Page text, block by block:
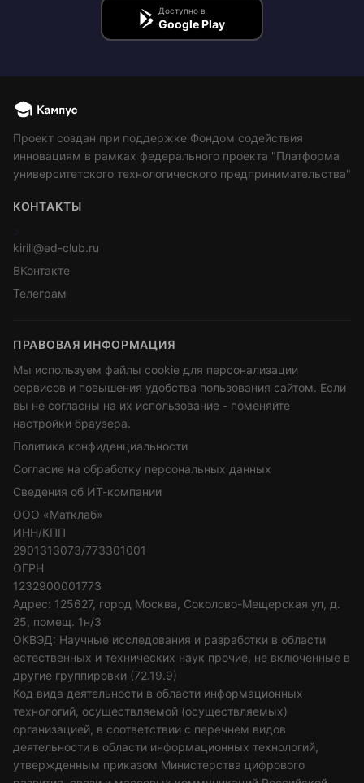
Доступно в
Google Play
Проект создан при поддержке Фондом содействия
инновациям в рамках федерального проекта "Платформа
университетского технологического предпринимательства"
КОНТАКТЫ
>
kirill@ed-club.ru
ВКонтакте
Телеграм
ПРАВОВАЯ ИНФОРМАЦИЯ
Мы используем файлы cookie для персонализации
сервисов и повышения удобства пользования сайтом. Если
вы не согласны на их использование - поменяйте
настройки браузера.
Политика конфиденциальности
Согласие на обработку персональных данных
Сведения об ИТ-компании
ООО «Матклаб»
ИНН/КПП
2901313073/773301001
ОГРН
1232900001773
Адрес: 125627, город Москва, Соколово-Мещерская ул, д.
25, помещ. 1н/3
ОКВЭД: Научные исследования и разработки в области
естественных и технических наук прочие, не включенные в
другие группировки (72.19.9)
Код вида деятельности в области информационных
технологий, осуществляемой (осуществляемых)
организацией, в соответствии с перечнем видов
деятельности в области информационных технологий,
утвержденным приказом Министерства цифрового